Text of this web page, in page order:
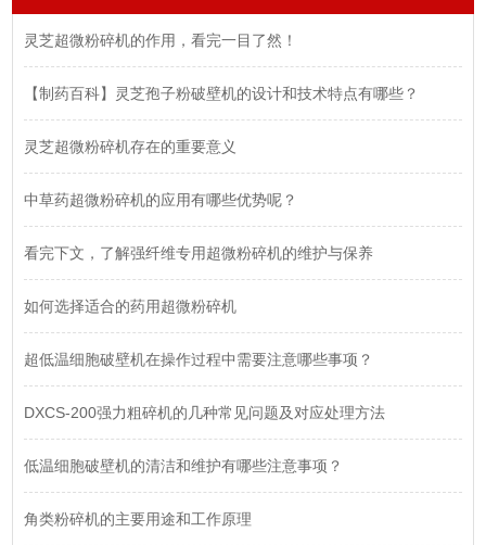
灵芝超微粉碎机的作用，看完一目了然！
【制药百科】灵芝孢子粉破壁机的设计和技术特点有哪些？
灵芝超微粉碎机存在的重要意义
中草药超微粉碎机的应用有哪些优势呢？
看完下文，了解强纤维专用超微粉碎机的维护与保养
如何选择适合的药用超微粉碎机
超低温细胞破壁机在操作过程中需要注意哪些事项？
DXCS-200强力粗碎机的几种常见问题及对应处理方法
低温细胞破壁机的清洁和维护有哪些注意事项？
角类粉碎机的主要用途和工作原理